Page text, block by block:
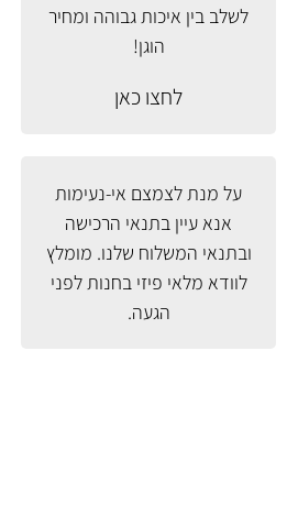
לשלב בין איכות גבוהה ומחיר
הוגן!
לחצו כאן
על מנת לצמצם אי-נעימות
אנא עיין בתנאי הרכישה
ובתנאי המשלוח שלנו. מומלץ
לוודא מלאי פיזי בחנות לפני
הגעה.